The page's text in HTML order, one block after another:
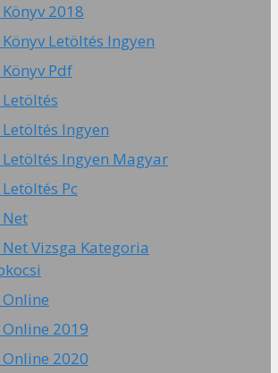
2018
Letöltés Ingyen
Pdf
Letöltés
Letöltés Ingyen
Letöltés Ingyen Magyar
Pc
Net
Net Vizsga Kategoria
Online
Online 2019
Online 2020